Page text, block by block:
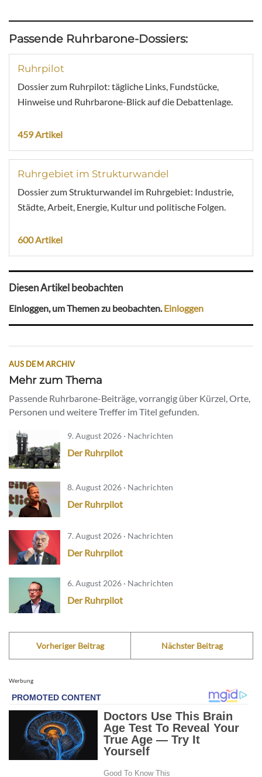
Passende Ruhrbarone-Dossiers:
Ruhrpilot
Dossier zum Ruhrpilot: tägliche Links, Fundstücke,
Hinweise und Ruhrbarone-Blick auf die Debattenlage.
459 Artikel
Ruhrgebiet im Strukturwandel
Dossier zum Strukturwandel im Ruhrgebiet: Industrie,
Städte, Arbeit, Energie, Kultur und politische Folgen.
600 Artikel
Diesen Artikel beobachten
Einloggen, um Themen zu beobachten.Einloggen
AUS DEM ARCHIV
Mehr zum Thema
Passende Ruhrbarone-Beiträge, vorrangig über Kürzel, Orte,
Personen und weitere Treffer im Titel gefunden.
9. August 2026 · Nachrichten
Der Ruhrpilot
8. August 2026 · Nachrichten
Der Ruhrpilot
7. August 2026 · Nachrichten
Der Ruhrpilot
6. August 2026 · Nachrichten
Der Ruhrpilot
Vorheriger Beitrag Nächster Beitrag
Werbung